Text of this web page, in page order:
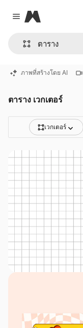
Close menu
Magnific
ภาพที่สร้างโดย AI
ตาราง เวกเตอร์
เวกเตอร์